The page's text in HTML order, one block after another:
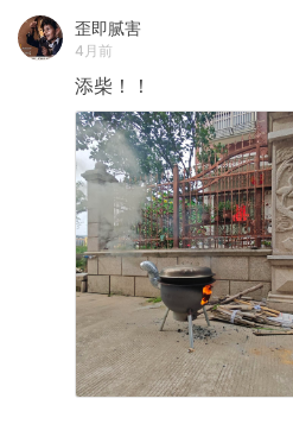
歪即腻害
4月前
添柴！！